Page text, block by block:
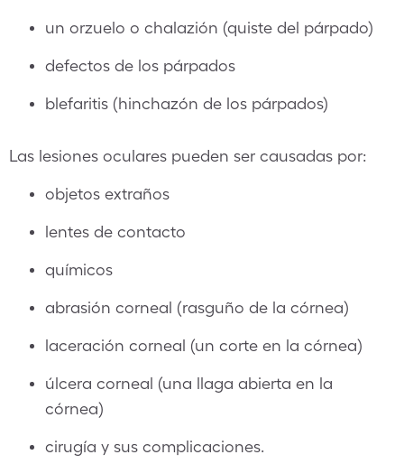
un orzuelo o chalazión (quiste del párpado)
defectos de los párpados
blefaritis (hinchazón de los párpados)
Las lesiones oculares pueden ser causadas por:
objetos extraños
lentes de contacto
químicos
abrasión corneal (rasguño de la córnea)
laceración corneal (un corte en la córnea)
úlcera corneal (una llaga abierta en la
córnea)
cirugía y sus complicaciones.